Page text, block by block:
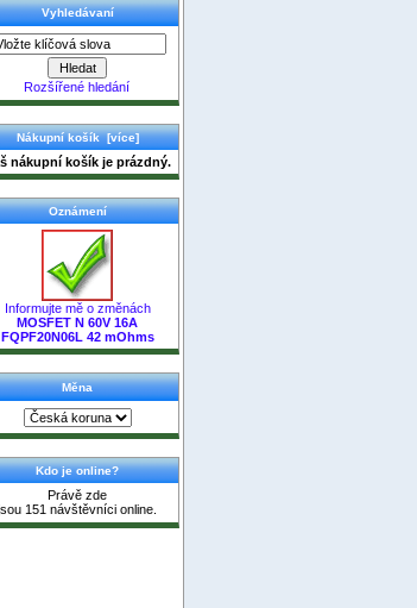
Vyhledávaní
Rozšířené hledání
Nákupní košík [více]
nákupní košík je prázdný.
Oznámení
Informujte mě o změnách
MOSFET N 60V 16A
FQPF20N06L 42 mOhms
Měna
Kdo je online?
Právě zde
151 návštěvníci online.